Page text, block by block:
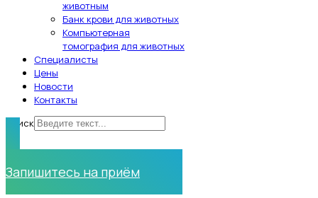
животным
Банк крови для животных
Компьютерная
томография для животных
Специалисты
Цены
Новости
Контакты
Поиск
Запишитесь на приём